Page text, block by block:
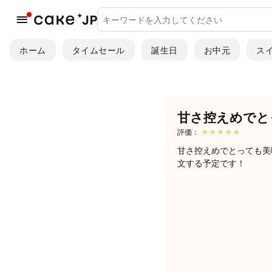
ホーム タイムセール 誕生日 お中元 ス
甘さ控えめで
評価： ★★★★★
甘さ控えめでとっても
文する予定です！